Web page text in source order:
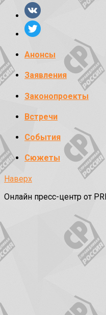
Анонсы
Заявления
Законопроекты
Встречи
События
Сюжеты
Наверх
Онлайн пресс-центр от